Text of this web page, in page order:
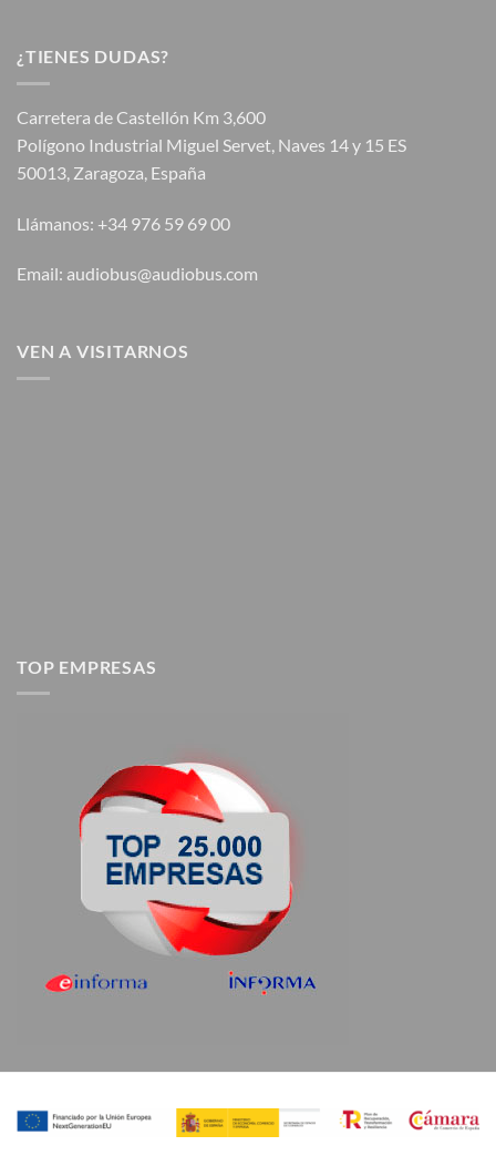
¿TIENES DUDAS?
Carretera de Castellón Km 3,600
Polígono Industrial Miguel Servet, Naves 14 y 15 ES
50013, Zaragoza, España
Llámanos: +34 976 59 69 00
Email: audiobus@audiobus.com
VEN A VISITARNOS
TOP EMPRESAS